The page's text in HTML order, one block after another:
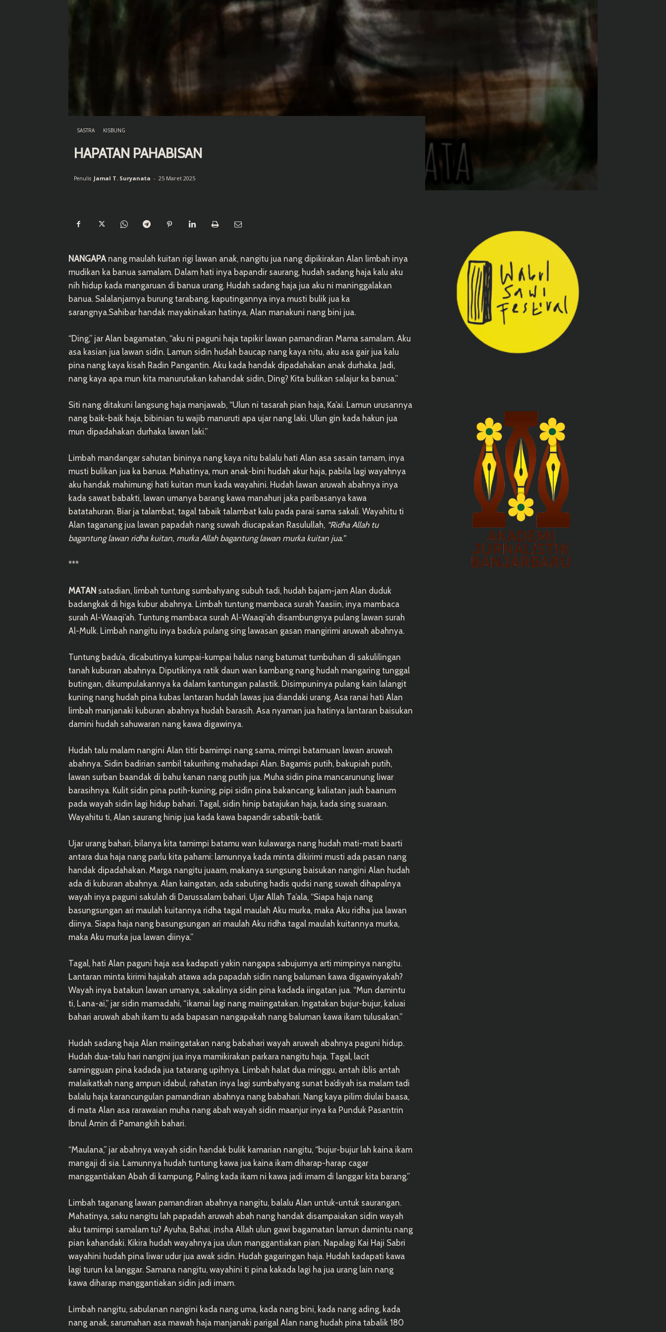
SASTRA KISBUNG
HAPATAN PAHABISAN
Penulis Jamal T. Suryanata - 25 Maret 2025
NANGAPA nang maulah kuitan rigi lawan anak, nangitu jua nang dipikirakan Alan limbah inya
mudikan ka banua samalam. Dalam hati inya bapandir saurang, hudah sadang haja kalu aku
nih hidup kada mangaruan di banua urang. Hudah sadang haja jua aku ni maninggalakan
banua. Salalanjarnya burung tarabang, kaputingannya inya musti bulik jua ka
sarangnya.Sahibar handak mayakinakan hatinya, Alan manakuni nang bini jua.
“Ding,” jar Alan bagamatan, “aku ni paguni haja tapikir lawan pamandiran Mama samalam. Aku
asa kasian jua lawan sidin. Lamun sidin hudah baucap nang kaya nitu, aku asa gair jua kalu
pina nang kaya kisah Radin Pangantin. Aku kada handak dipadahakan anak durhaka. Jadi,
nang kaya apa mun kita manurutakan kahandak sidin, Ding? Kita bulikan salajur ka banua.”
Siti nang ditakuni langsung haja manjawab, “Ulun ni tasarah pian haja, Ka’ai. Lamun urusannya
nang baik-baik haja, bibinian tu wajib manuruti apa ujar nang laki. Ulun gin kada hakun jua
mun dipadahakan durhaka lawan laki.”
Limbah mandangar sahutan bininya nang kaya nitu balalu hati Alan asa sasain tamam, inya
musti bulikan jua ka banua. Mahatinya, mun anak-bini hudah akur haja, pabila lagi wayahnya
aku handak mahimungi hati kuitan mun kada wayahini. Hudah lawan aruwah abahnya inya
kada sawat babakti, lawan umanya barang kawa manahuri jaka paribasanya kawa
batatahuran. Biar ja talambat, tagal tabaik talambat kalu pada parai sama sakali. Wayahitu ti
Alan taganang jua lawan papadah nang suwah diucapakan Rasulullah, “Ridha Allah tu
bagantung lawan ridha kuitan, murka Allah bagantung lawan murka kuitan jua.”
***
MATAN satadian, limbah tuntung sumbahyang subuh tadi, hudah bajam-jam Alan duduk
badangkak di higa kubur abahnya. Limbah tuntung mambaca surah Yaasiin, inya mambaca
surah Al-Waaqi’ah. Tuntung mambaca surah Al-Waaqi’ah disambungnya pulang lawan surah
Al-Mulk. Limbah nangitu inya badu’a pulang sing lawasan gasan mangirimi aruwah abahnya.
Tuntung badu’a, dicabutinya kumpai-kumpai halus nang batumat tumbuhan di sakulilingan
tanah kuburan abahnya. Diputikinya ratik daun wan kambang nang hudah mangaring tunggal
butingan, dikumpulakannya ka dalam kantungan palastik. Disimpuninya pulang kain lalangit
kuning nang hudah pina kubas lantaran hudah lawas jua diandaki urang. Asa ranai hati Alan
limbah manjanaki kuburan abahnya hudah barasih. Asa nyaman jua hatinya lantaran baisukan
damini hudah sahuwaran nang kawa digawinya.
Hudah talu malam nangini Alan titir bamimpi nang sama, mimpi batamuan lawan aruwah
abahnya. Sidin badirian sambil takurihing mahadapi Alan. Bagamis putih, bakupiah putih,
lawan surban baandak di bahu kanan nang putih jua. Muha sidin pina mancarunung liwar
barasihnya. Kulit sidin pina putih-kuning, pipi sidin pina bakancang, kaliatan jauh baanum
pada wayah sidin lagi hidup bahari. Tagal, sidin hinip batajukan haja, kada sing suaraan.
Wayahitu ti, Alan saurang hinip jua kada kawa bapandir sabatik-batik.
Ujar urang bahari, bilanya kita tamimpi batamu wan kulawarga nang hudah mati-mati baarti
antara dua haja nang parlu kita pahami: lamunnya kada minta dikirimi musti ada pasan nang
handak dipadahakan. Marga nangitu juaam, makanya sungsung baisukan nangini Alan hudah
ada di kuburan abahnya. Alan kaingatan, ada sabuting hadis qudsi nang suwah dihapalnya
wayah inya paguni sakulah di Darussalam bahari. Ujar Allah Ta’ala, “Siapa haja nang
basungsungan ari maulah kuitannya ridha tagal maulah Aku murka, maka Aku ridha jua lawan
diinya. Siapa haja nang basungsungan ari maulah Aku ridha tagal maulah kuitannya murka,
maka Aku murka jua lawan diinya.”
Tagal, hati Alan paguni haja asa kadapati yakin nangapa sabujurnya arti mimpinya nangitu.
Lantaran minta kirimi hajakah atawa ada papadah sidin nang baluman kawa digawinyakah?
Wayah inya batakun lawan umanya, sakalinya sidin pina kadada iingatan jua. “Mun damintu
ti, Lana-ai,” jar sidin mamadahi, “ikamai lagi nang maiingatakan. Ingatakan bujur-bujur, kaluai
bahari aruwah abah ikam tu ada bapasan nangapakah nang baluman kawa ikam tulusakan.”
Hudah sadang haja Alan maiingatakan nang babahari wayah aruwah abahnya paguni hidup.
Hudah dua-talu hari nangini jua inya mamikirakan parkara nangitu haja. Tagal, lacit
samingguan pina kadada jua tatarang upihnya. Limbah halat dua minggu, antah iblis antah
malaikatkah nang ampun idabul, rahatan inya lagi sumbahyang sunat ba’diyah isa malam tadi
balalu haja karancungulan pamandiran abahnya nang babahari. Nang kaya pilim diulai baasa,
di mata Alan asa rarawaian muha nang abah wayah sidin maanjur inya ka Punduk Pasantrin
Ibnul Amin di Pamangkih bahari.
“Maulana,” jar abahnya wayah sidin handak bulik kamarian nangitu, “bujur-bujur lah kaina ikam
mangaji di sia. Lamunnya hudah tuntung kawa jua kaina ikam diharap-harap cagar
manggantiakan Abah di kampung. Paling kada ikam ni kawa jadi imam di langgar kita barang.”
Limbah taganang lawan pamandiran abahnya nangitu, balalu Alan untuk-untuk saurangan.
Mahatinya, saku nangitu lah papadah aruwah abah nang handak disampaiakan sidin wayah
aku tamimpi samalam tu? Ayuha, Bahai, insha Allah ulun gawi bagamatan lamun damintu nang
pian kahandaki. Kikira hudah wayahnya jua ulun manggantiakan pian. Napalagi Kai Haji Sabri
wayahini hudah pina liwar udur jua awak sidin. Hudah gagaringan haja. Hudah kadapati kawa
lagi turun ka langgar. Samana nangitu, wayahini ti pina kakada lagi ha jua urang lain nang
kawa diharap manggantiakan sidin jadi imam.
Limbah nangitu, sabulanan nangini kada nang uma, kada nang bini, kada nang ading, kada
nang anak, sarumahan asa mawah haja manjanaki parigal Alan nang hudah pina tabalik 180